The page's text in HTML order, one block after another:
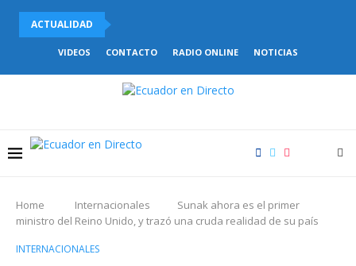
ACTUALIDAD
PABEL MUÑOZ BUSCA LA REELECCIÓN PARA LA ALCALDÍA...
VIDEOS CONTACTO RADIO ONLINE NOTICIAS
Home Internacionales
Sunak ahora es el primer
ministro del Reino Unido, y trazó una cruda realidad de su país
INTERNACIONALES